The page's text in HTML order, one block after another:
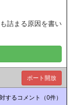
詰まる原因を書い
ポート開放
するコメント（0件）